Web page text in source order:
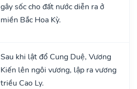
gây sốc cho đất nước diễn ra ở
miền Bắc Hoa Kỳ.
Sau khi lật đổ Cung Duệ, Vương
Kiến lên ngôi vương, lập ra vương
triều Cao Ly.